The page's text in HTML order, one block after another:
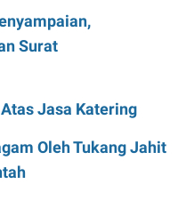
Surat
Jasa Katering
Oleh Tukang Jahit